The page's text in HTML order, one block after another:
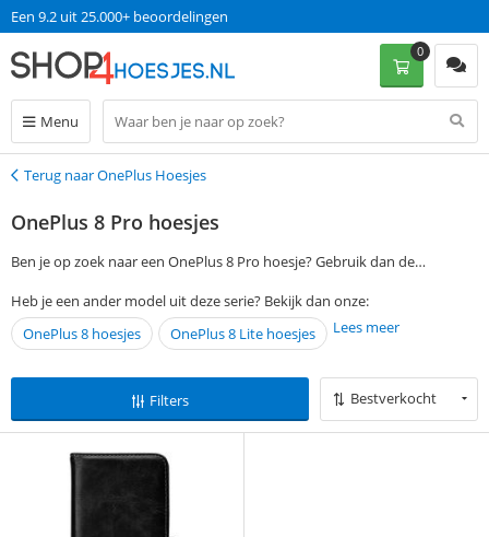
Een 9.2 uit 25.000+ beoordelingen
Menu
0
Terug
Terug naar OnePlus Hoesjes
OnePlus 8 Pro hoesjes
Ben je op zoek naar een OnePlus 8 Pro hoesje? Gebruik dan de
favoriete case te vinden. Bestel vervolgens op werkdagen voor 13:00 en
ontvang jouw OnePlus 8 Pro hoesje de volgende dag al, zonder
Heb je een ander model uit deze serie? Bekijk dan onze:
OnePlus 8 hoesjes
OnePlus 8 Lite hoesjes Lees meer
Filters Bestverkocht